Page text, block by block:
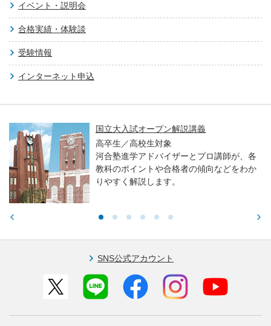
イベント・説明会
合格実績・体験談
受験情報
インターネット申込
国立大入試オープン解説講義
高卒生／高校生対象
河合塾進学アドバイザーとプロ講師が、各
教科のポイントや合格者の傾向などをわか
りやすく解説します。
SNS公式アカウント